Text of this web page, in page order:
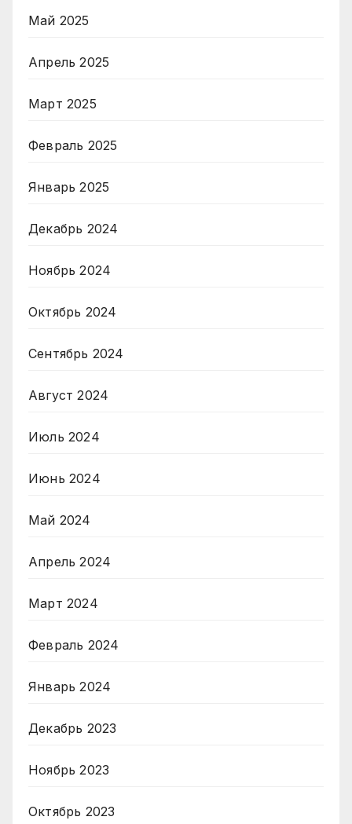
Май 2025
Апрель 2025
Март 2025
Февраль 2025
Январь 2025
Декабрь 2024
Ноябрь 2024
Октябрь 2024
Сентябрь 2024
Август 2024
Июль 2024
Июнь 2024
Май 2024
Апрель 2024
Март 2024
Февраль 2024
Январь 2024
Декабрь 2023
Ноябрь 2023
Октябрь 2023